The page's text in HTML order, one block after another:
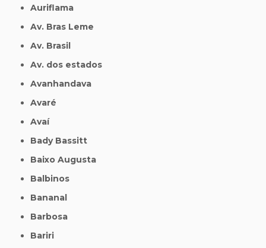
Auriflama
Av. Bras Leme
Av. Brasil
Av. dos estados
Avanhandava
Avaré
Avaí
Bady Bassitt
Baixo Augusta
Balbinos
Bananal
Barbosa
Bariri